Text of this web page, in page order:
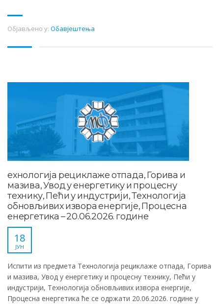
Објављено у: Обавјештења
ехнологија рециклаже отпада, Горива и
мазива, Увод у енергетику и процесну
технику, Пећи у индустрији, Технологија
обновљивих извора енергије, Процесна
енергетика – 20.06.2026. године
18
ЈУН
Испити из предмета Технологија рециклаже отпада, Горива
и мазива, Увод у енергетику и процесну технику, Пећи у
индустрији, Технологија обновљивих извора енергије,
Процесна енергетика ће се одржати 20.06.2026. године у